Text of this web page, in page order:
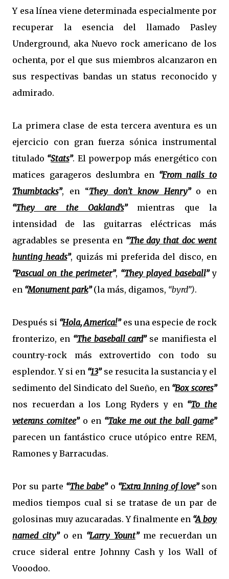
Y esa línea viene determinada especialmente por
recuperar la esencia del llamado Pasley
Underground, aka Nuevo rock americano de los
ochenta, por el que sus miembros alcanzaron en
sus respectivas bandas un status reconocido y
admirado.
La primera clase de esta tercera aventura es un
ejercicio con gran fuerza sónica instrumental
titulado “Stats”. El powerpop más energético con
matices garageros deslumbra en “From nails to
Thumbtacks”, en “They don’t know Henry”o en
“They are the Oakland’s”mientras que la
intensidad de las guitarras eléctricas más
agradables se presenta en “The day that doc went
hunting heads”, quizás mi preferida del disco, en
“Pascual on the perimeter”, “They played baseball”y
en “Monument park”(la más, digamos, “byrd”).
Después si “Hola, America!”es una especie de rock
fronterizo, en “The baseball card”se manifiesta el
country-rock más extrovertido con todo su
esplendor. Y si en “13”se resucita la sustancia y el
sedimento del Sindicato del Sueño, en “Box scores”
nos recuerdan a los Long Ryders y en “To the
veterans comitee”o en “Take me out the ball game”
parecen un fantástico cruce utópico entre REM,
Ramones y Barracudas.
Por su parte “The babe”o “Extra Inning of love”son
medios tiempos cual si se tratase de un par de
golosinas muy azucaradas. Y finalmente en “A boy
named city”o en “Larry Yount”me recuerdan un
cruce sideral entre Johnny Cash y los Wall of
Vooodoo.